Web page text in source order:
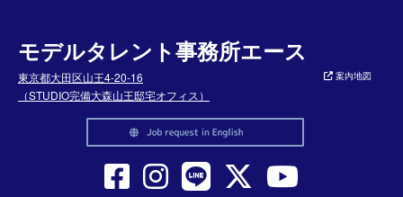
モデルタレント事務所エース
東京都大田区山王4-20-16
（STUDIO完備大森山王邸宅オフィス）
案内地図